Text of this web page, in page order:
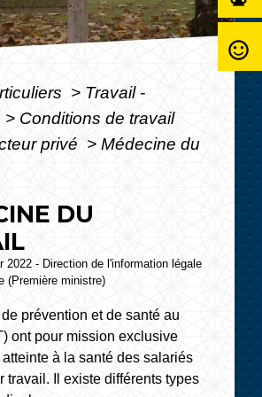
> Travail -
> Conditions de travail
privé > Médecine du
DU
2022 - Direction de l'information légale
(Première ministre)
prévention et de santé au
ont pour mission exclusive
à la santé des salariés
travail. Il existe différents types
sentiment_satisfied_alt